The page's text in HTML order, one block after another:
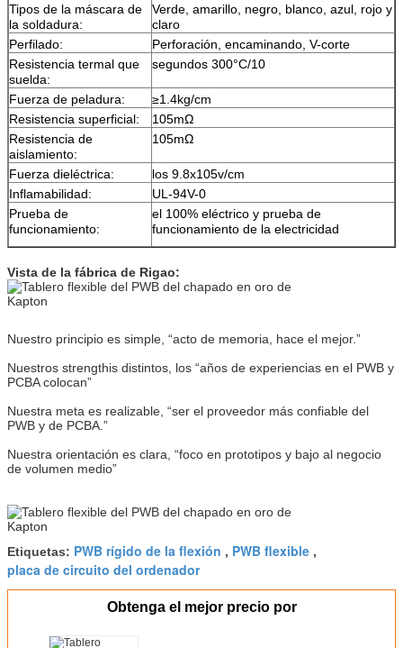
Tipos de la máscara de
la soldadura:
Verde, amarillo, negro, blanco, azul, rojo y
claro
Perfilado:
Perforación, encaminando, V-corte
Resistencia termal que
suelda:
segundos 300°C/10
Fuerza de peladura:
≥1.4kg/cm
Resistencia superficial:
105mΩ
Resistencia de
aislamiento:
105mΩ
Fuerza dieléctrica:
los 9.8x105v/cm
Inflamabilidad:
UL-94V-0
Prueba de
funcionamiento:
el 100% eléctrico y prueba de
funcionamiento de la electricidad
Vista de la fábrica de Rigao:
Nuestro principio es simple, “acto de memoria, hace el mejor.”
Nuestros strengthis distintos, los “años de experiencias en el PWB y
PCBA colocan”
Nuestra meta es realizable, “ser el proveedor más confiable del
PWB y de PCBA.”
Nuestra orientación es clara, “foco en prototipos y bajo al negocio
de volumen medio”
Etiquetas: PWB rígido de la flexión , PWB flexible ,
placa de circuito del ordenador
Obtenga el mejor precio por